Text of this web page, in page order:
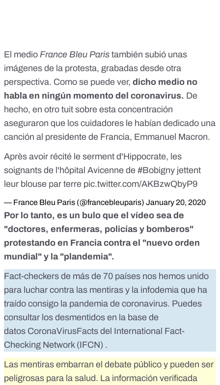
El medio France Bleu Paris también subió unas
imágenes de la protesta, grabadas desde otra
perspectiva. Como se puede ver, dicho medio no
habla en ningún momento del coronavirus. De
hecho, en otro tuit sobre esta concentración
aseguraron que los cuidadores le habían dedicado una
canción al presidente de Francia, Emmanuel Macron.
Après avoir récité le serment d'Hippocrate, les
soignants de l'hôpital Avicenne de #Bobigny jettent
leur blouse par terre pic.twitter.com/AKBzwQbyP9
— France Bleu Paris (@francebleuparis) January 20, 2020
Por lo tanto, es un bulo que el vídeo sea de
"doctores, enfermeras, policías y bomberos"
protestando en Francia contra el "nuevo orden
mundial" y la "plandemia".
Fact-checkers de más de 70 países nos hemos unido
para luchar contra las mentiras y la infodemia que ha
traído consigo la pandemia de coronavirus. Puedes
consultar los desmentidos en la base de
datos CoronaVirusFacts del International Fact-
Checking Network (IFCN) .
Las mentiras embarran el debate público y pueden ser
peligrosas para la salud. La información verificada